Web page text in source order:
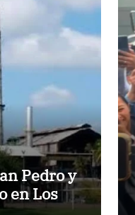
Pedro y
en Los